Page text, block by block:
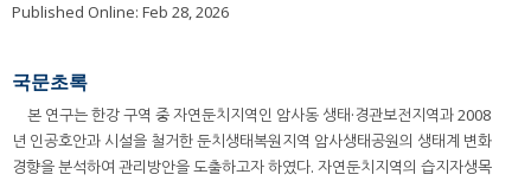
Published Online: Feb 28, 2026
국문초록
본 연구는 한강 구역 중 자연둔치지역인 암사동 생태·경관보전지역과 2008
년 인공호안과 시설을 철거한 둔치생태복원지역 암사생태공원의 생태계 변화
경향을 분석하여 관리방안을 도출하고자 하였다. 자연둔치지역의 습지자생목